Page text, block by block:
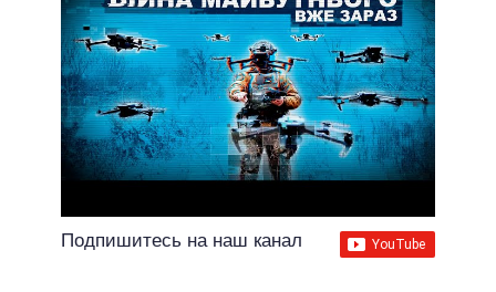
Подпишитесь на наш канал